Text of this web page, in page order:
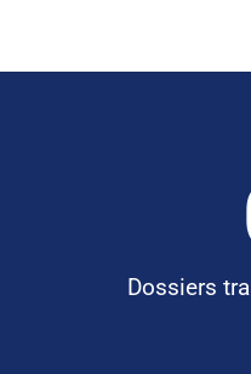
Dossiers